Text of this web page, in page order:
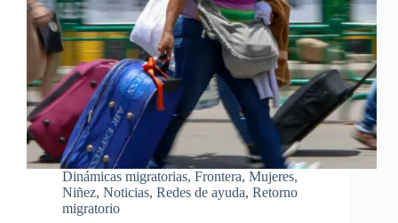
Dinámicas migratorias, Frontera, Mujeres,
Niñez, Noticias, Redes de ayuda, Retorno
migratorio